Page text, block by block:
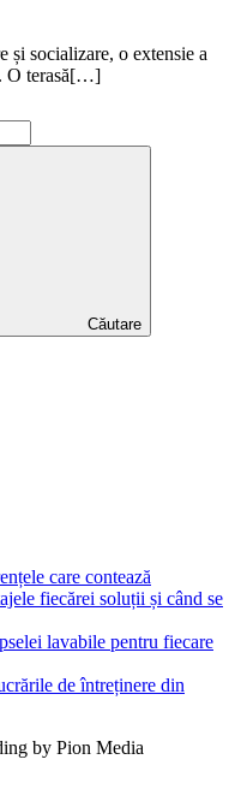
și socializare, o extensie a
O terasă[…]
Căutare
care contează
fiecărei soluții și când se
lavabile pentru fiecare
de întreținere din
by Pion Media